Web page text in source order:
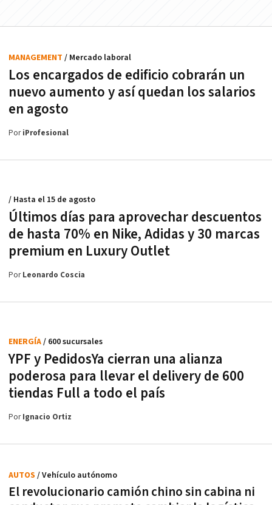
Los encargados de edificio cobrarán un
nuevo aumento y así quedan los salarios
en agosto
MANAGEMENT / Mercado laboral
PoriProfesional
Últimos días para aprovechar descuentos
de hasta 70% en Nike, Adidas y 30 marcas
premium en Luxury Outlet
/ Hasta el 15 de agosto
PorLeonardo Coscia
YPF y PedidosYa cierran una alianza
poderosa para llevar el delivery de 600
tiendas Full a todo el país
ENERGÍA/ 600 sucursales
PorIgnacio Ortiz
El revolucionario camión chino sin cabina ni
AUTOS / Vehículo autónomo